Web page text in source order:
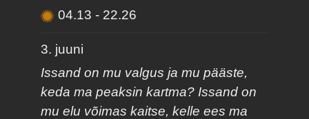
04.13- 22.26
3. juuni
Issand on mu valgus ja mu pääste,
keda ma peaksin kartma? Issand on
mu elu võimas kaitse, kelle ees ma